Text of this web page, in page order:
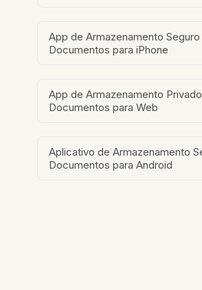
App de Armazenamento Seguro
Documentos para iPhone
App de Armazenamento
Documentos para Web
Aplicativo de Armazenamento
Documentos para Android